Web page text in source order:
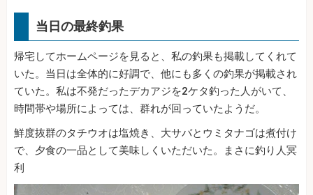
当日の最終釣果
帰宅してホームページを見ると、私の釣果も掲載してくれて
いた。当日は全体的に好調で、他にも多くの釣果が掲載され
ていた。私は不発だったデカアジを2ケタ釣った人がいて、
時間帯や場所によっては、群れが回っていたようだ。
鮮度抜群のタチウオは塩焼き、大サバとウミタナゴは煮付け
で、夕食の一品として美味しくいただいた。まさに釣り人冥
利